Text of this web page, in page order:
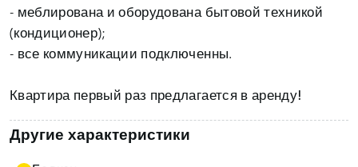
- меблирована и оборудована бытовой техникой
(кондиционер);
- все коммуникации подключенны.
Квартира первый раз предлагается в аренду!
Другие характеристики